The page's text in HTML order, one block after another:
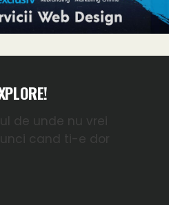
de unde nu vrei
cand ti-e dor